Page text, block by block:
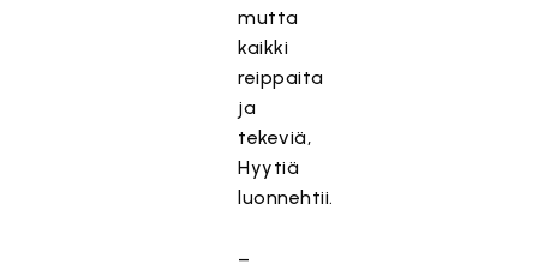
mutta
kaikki
reippaita
ja
tekeviä,
Hyytiä
luonnehtii.
–